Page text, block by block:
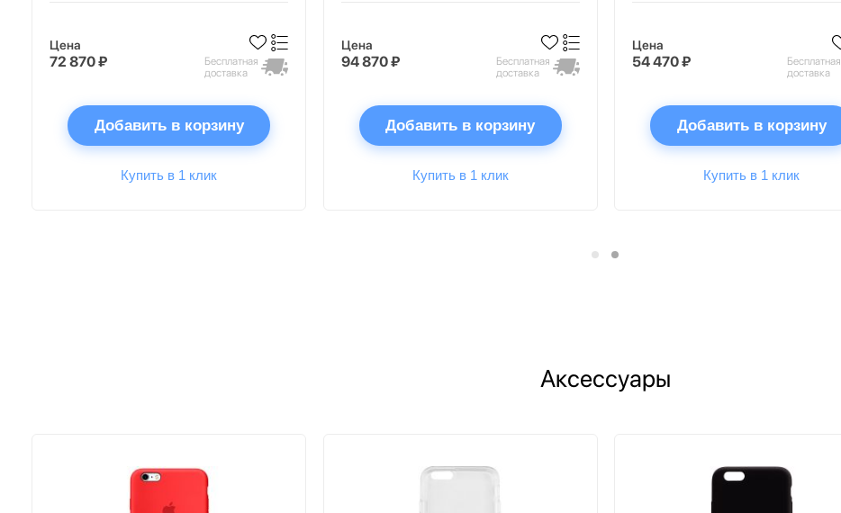
Цена
72 870 ₽
Бесплатная
доставка
Добавить в корзину
Купить в 1 клик
Цена
94 870 ₽
Бесплатная
доставка
Добавить в корзину
Купить в 1 клик
Цена
54 470 ₽
Бесплатная
доставка
Добавить в корзину
Купить в 1 клик
Аксессуары